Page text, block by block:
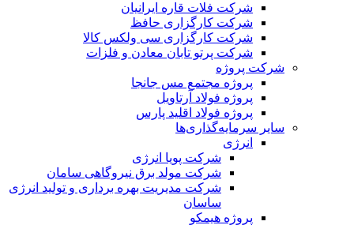
شرکت فلات قاره ایرانیان
شرکت کارگزاری حافظ
شرکت کارگزاری سی ولکس کالا
شرکت پرتو تابان معادن و فلزات
شرکت پروژه
پروژه مجتمع مس جانجا
پروژه فولاد آرتاویل
پروژه فولاد اقلید پارس
سایر سرمایه‌گذاری‌ها
انرژی
شرکت پویا انرژی
شرکت مولد برق نیروگاهی سامان
شرکت مدیریت بهره برداری و تولید انرژی
ساسان
پروژه هیمکو